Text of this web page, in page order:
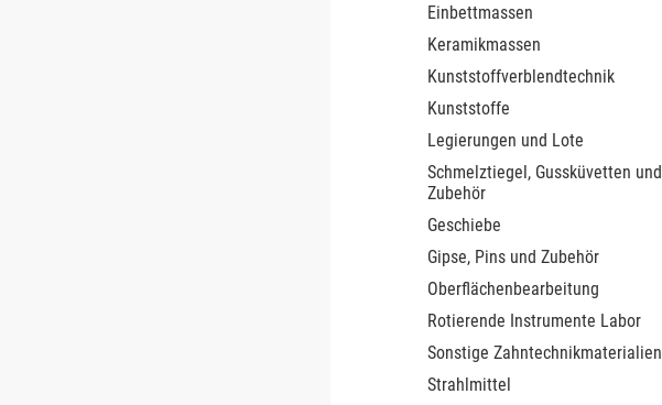
Einbettmassen
Keramikmassen
Kunststoffverblendtechnik
Kunststoffe
Legierungen und Lote
Schmelztiegel, Gussküvetten und
Zubehör
Geschiebe
Gipse, Pins und Zubehör
Oberflächenbearbeitung
Rotierende Instrumente Labor
Sonstige Zahntechnikmaterialien
Strahlmittel